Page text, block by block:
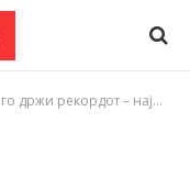
стрелец на Светско првенство